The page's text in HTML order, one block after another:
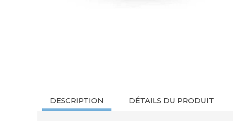
DESCRIPTION DÉTAILS DU PRODUIT